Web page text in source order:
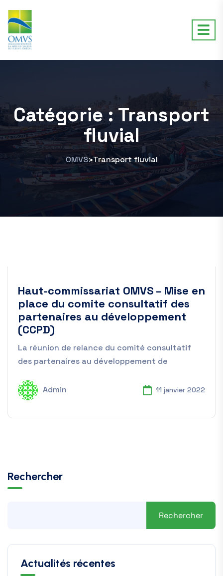
Catégorie : Transport
fluvial
OMVS>Transport fluvial
Eau
Haut-commissariat OMVS – Mise en
place du comite consultatif des
partenaires au développement
(CCPD)
La réunion de relance du comité consultatif
des partenaires au développement de
Admin 11 janvier 2022
Rechercher
Rechercher
Actualités récentes